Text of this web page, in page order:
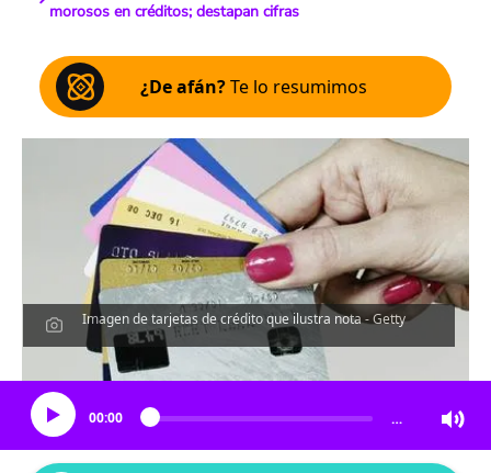
morosos en créditos; destapan cifras
¿De afán?Te lo resumimos
Imagen de tarjetas de crédito que ilustra nota - Getty
Escucha el artículo
00:00 …